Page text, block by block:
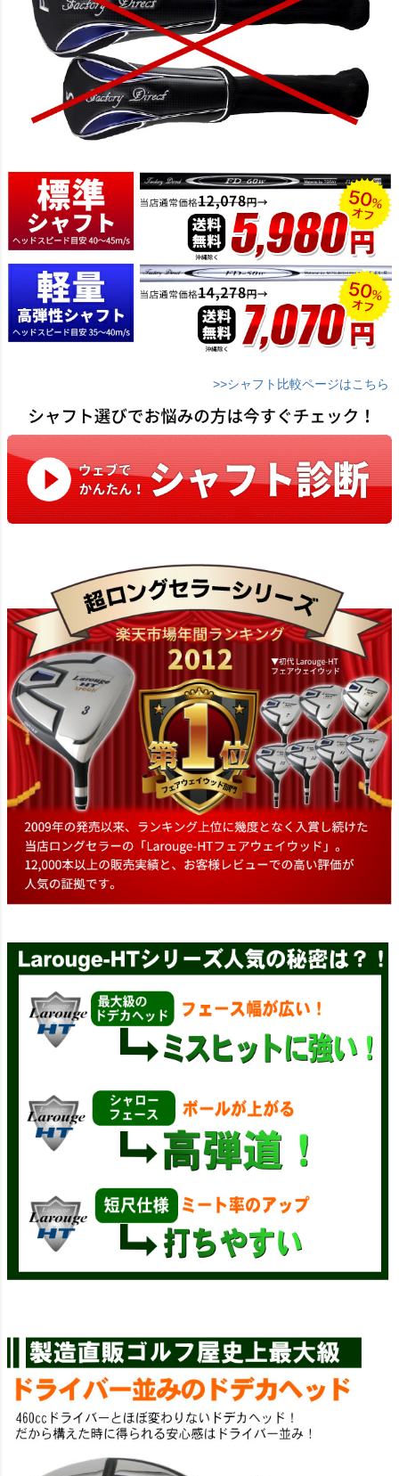
>>シャフト比較ページはこちら